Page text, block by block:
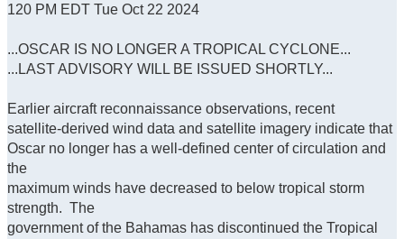
120 PM EDT Tue Oct 22 2024
...OSCAR IS NO LONGER A TROPICAL CYCLONE...
...LAST ADVISORY WILL BE ISSUED SHORTLY...
Earlier aircraft reconnaissance observations, recent
satellite-derived wind data and satellite imagery indicate that
Oscar no longer has a well-defined center of circulation and
the
maximum winds have decreased to below tropical storm
strength. The
government of the Bahamas has discontinued the Tropical